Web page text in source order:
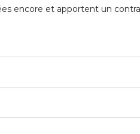
encore et apportent un